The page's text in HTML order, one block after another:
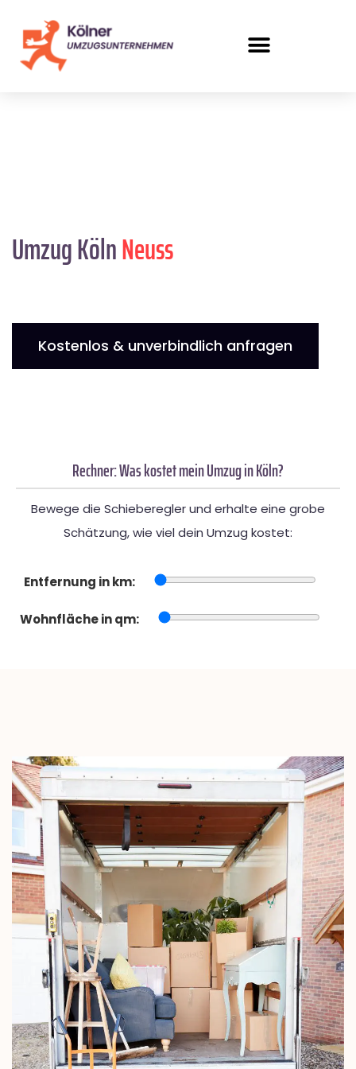
Umzug KölnNeuss
Kostenlos & unverbindlich anfragen
Rechner: Was kostet mein Umzug in Köln?
Bewege die Schieberegler und erhalte eine grobe
Schätzung, wie viel dein Umzug kostet:
Entfernung in km:
Wohnfläche in qm: